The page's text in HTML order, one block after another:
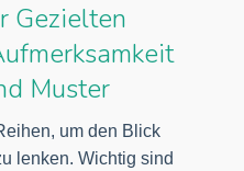
Gezielten
Muster
um den Blick
lenken. Wichtig sind